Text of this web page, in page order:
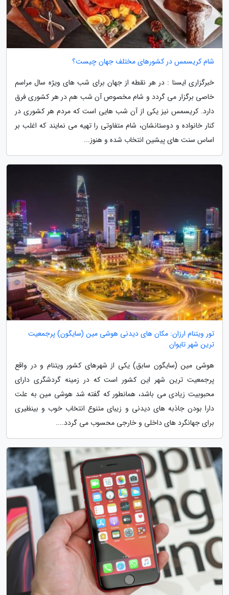
شام کریسمس در کشورهای مختلف جهان چیست؟
خبرگزاری ایسنا : در هر نقطه از جهان برای شب های ویژه سال مراسم
خاصی برگزار می گردد و شام مخصوص آن شب هم در هر کشوری فرق
دارد. کریسمس نیز یکی از آن شب هایی است که مردم هر کشوری در
کنار خانواده و دوستانشان، شام متفاوتی را تهیه می نمایند که اغلب بر
اساس سنت های پیشین انتخاب شده و هنوز...
تور ویتنام ارزان: مکان های دیدنی هوشی مین (سایگون) پرجمعیت
ترین شهر تایوان
هوشی مین (سایگون سابق) یکی از شهرهای کشور ویتنام و در واقع
پرجمعیت ترین شهر این کشور است که در زمینه گردشگری دارای
محبوبیت زیادی می باشد، همانطور که گفته شد هوشی مین به علت
دارا بودن جاذبه های دیدنی و زیبای متنوع انتخاب خوب و بینظیری
برای جهانگرد های داخلی و خارجی محسوب می گردد....